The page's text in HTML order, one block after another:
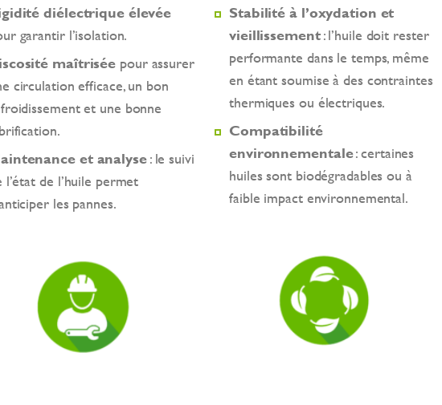
diélectrique élevée
garantir l’isolation.
maîtrisée pour assurer
circulation efficace, un bon
et une bonne
et analyse: le suivi
l’état de l’huile permet
les pannes.
Stabilité à l’oxydation et
vieillissement: l’huile doit rester
performante dans le temps, même
en étant soumise à des contraintes
thermiques ou électriques.
Compatibilité
environnementale: certaines
huiles sont biodégradables ou à
faible impact environnemental.